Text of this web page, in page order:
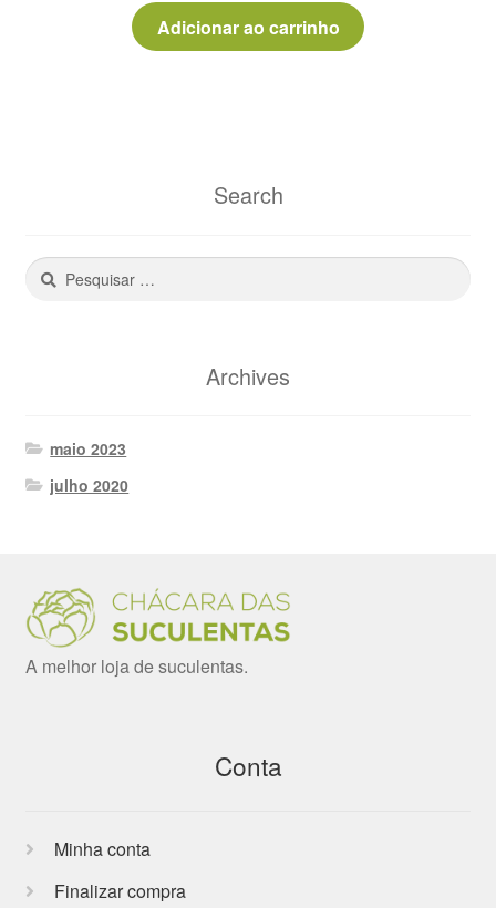
Adicionar ao carrinho
Search
Pesquisar
por:
Archives
maio 2023
julho 2020
A melhor loja de suculentas.
Conta
Minha conta
Finalizar compra